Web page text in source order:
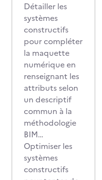
Détailler les
systèmes
constructifs
pour compléter
la maquette
numérique en
renseignant les
attributs selon
un descriptif
commun à la
méthodologie
BIM…
Optimiser les
systèmes
constructifs